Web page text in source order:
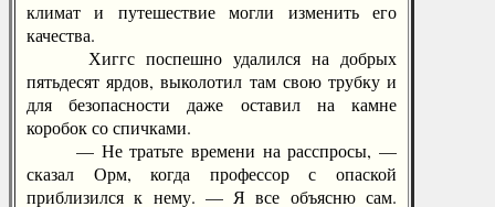
климат и путешествие могли изменить его
качества.
Хиггс поспешно удалился на добрых
пятьдесят ярдов, выколотил там свою трубку и
для безопасности даже оставил на камне
коробок со спичками.
— Не тратьте времени на расспросы, —
сказал Орм, когда профессор с опаской
приблизился к нему. — Я все объясню сам.